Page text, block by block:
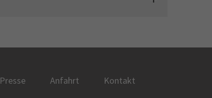
Presse Anfahrt Kontakt